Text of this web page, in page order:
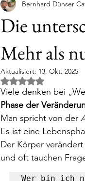
Die
Mehr als
Bernhard Dünser
Aktualisiert: 13. Okt. 2025
Mit NaN von 5
Viele denken bei
Phase der
Man spricht von der
Es ist eine
Der Körper
und oft tauchen
Wer bin ich